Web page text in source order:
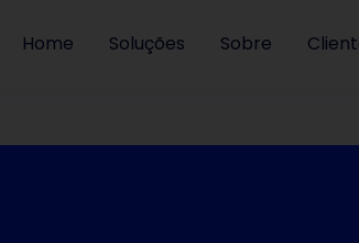
Home Soluções Sobre